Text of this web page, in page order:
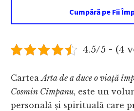
Cumpără pe Fii
4.5/5 - (4
CarteaArta de a duce o viață
Cosmin Cîmpanu, este un
personală și spirituală care